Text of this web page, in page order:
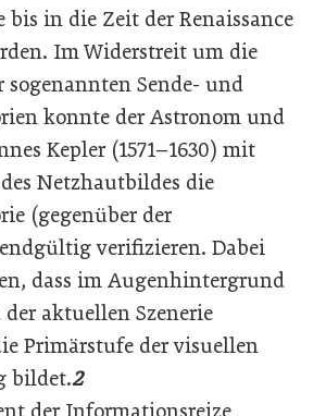
bis in die Zeit der Renaissance
Im Widerstreit um die
Sende- und
konnte der Astronom und
Kepler (1571–1630) mit
Netzhautbildes die
(gegenüber der
verifizieren. Dabei
dass im Augenhintergrund
aktuellen Szenerie
Primärstufe der visuellen
bildet.2